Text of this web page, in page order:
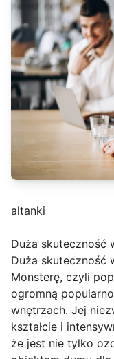
altanki
Duża skuteczność
Duża skuteczność
Monsterę, czyli
ogromną
wnętrzach. Jej
kształcie i
że jest nie tylko